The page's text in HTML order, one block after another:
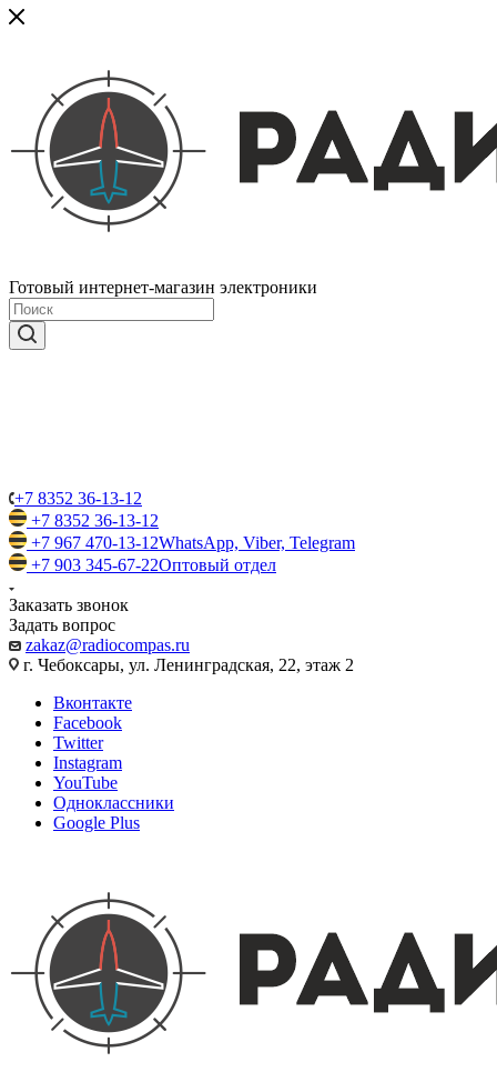
Готовый интернет-магазин электроники
+7 8352 36-13-12
+7 8352 36-13-12
+7 967 470-13-12WhatsApp, Viber, Telegram
+7 903 345-67-22Оптовый отдел
Заказать звонок
Задать вопрос
zakaz@radiocompas.ru
г. Чебоксары, ул. Ленинградская, 22, этаж 2
Вконтакте
Facebook
Twitter
Instagram
YouTube
Одноклассники
Google Plus